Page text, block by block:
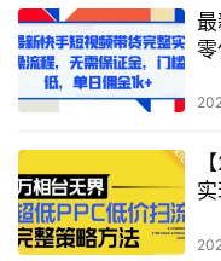
最